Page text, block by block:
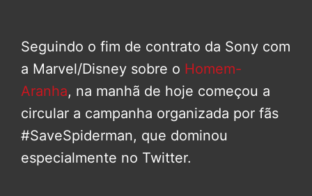
Seguindo o fim de contrato da Sony com
a Marvel/Disney sobre o Homem-
Aranha, na manhã de hoje começou a
circular a campanha organizada por fãs
#SaveSpiderman, que dominou
especialmente no Twitter.